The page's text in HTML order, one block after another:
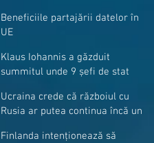
Beneficiile partajării datelor în
UE
Klaus Iohannis a găzduit
summitul unde 9 șefi de stat
granițe
Ucraina crede că războiul cu
Rusia ar putea continua încă un
Finlanda intenționează să